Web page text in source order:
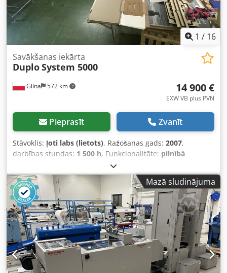
1 / 16
Glina 572 km
Savākšanas iekārta
DuploSystem 5000
14 900 €
EXW VB plus PVN
Pieprasīt Zvanīt
Stāvoklis: ļoti labs (lietots), Ražošanas gads: 2007,
darbības stundas: 1 500 h, Funkcionalitāte: pilnībā
, iekārtas/transportlīdzekļa numurs:
kopējais platums:1 000 mm, kopējais garums:8 000 mm,
kopējais augstums:
2 000 mm
, nepieciešamais platums:
2 000 mm
, telpas prasība garums:10 000 mm, ieejas
strāva:3 A, ieejas spriegums:220 V, Dinamisks bukletu
izgatavošanas iekārtas komplekts Konfigurācija: 2
kārtošanas moduļi – katrs ar 20 pozīcijām (DC-10/60, nr.
080100027 un nr. 080100018) Šūšanas un locīšanas
sistēma (DMB-500, nr. 080100216) Griešanas bloks (DMB-
500T, nr. 080100627) Dcjdpfx Aqszmgg Iegok Maksimālais
formāts: B3 Gala izmērs: no 170 × 120 mm līdz 120 × 75
Mazā sludinājuma